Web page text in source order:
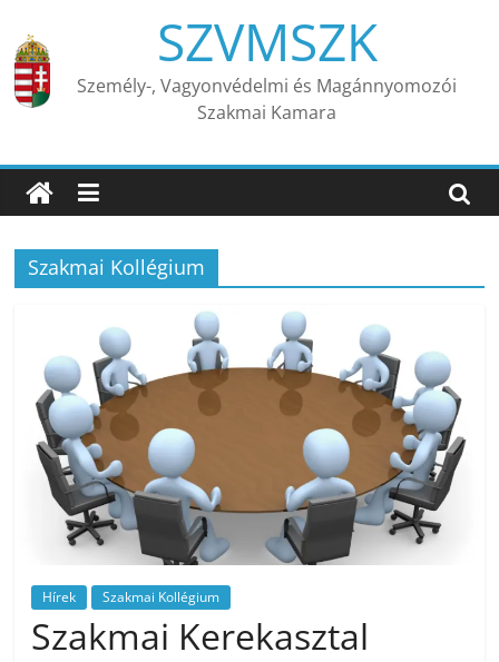
content
SZVMSZK
Személy-, Vagyonvédelmi és Magánnyomozói
Szakmai Kamara
Szakmai Kollégium
Hírek Szakmai Kollégium
Szakmai Kerekasztal